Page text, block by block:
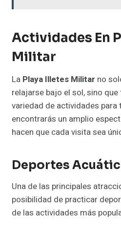
Actividades En
Militar
La Playa Illetes Militar no
relajarse bajo el sol, sino
variedad de actividades
encontrarás un amplio
hacen que cada visita sea
Deportes
Una de las principales
posibilidad de practicar
de las actividades más